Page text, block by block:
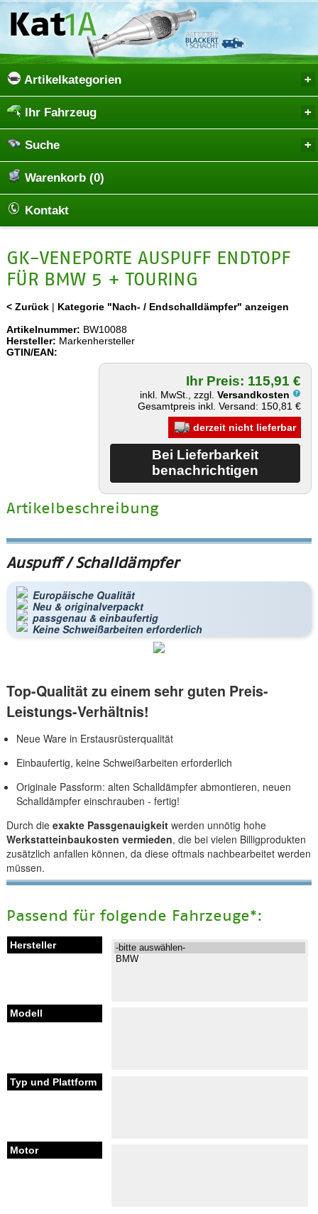
Artikelkategorien
Ihr Fahrzeug
Suche
Warenkorb (0)
Kontakt
GK-VENEPORTE AUSPUFF ENDTOPF
FÜR BMW 5 + TOURING
< Zurück| Kategorie "Nach- / Endschalldämpfer" anzeigen
Artikelnummer: BW10088
Hersteller: Markenhersteller
GTIN/EAN:
Ihr Preis: 115,91 €
inkl. MwSt., zzgl.Versandkosten
Gesamtpreis inkl. Versand: 150,81 €
derzeit nicht lieferbar
Artikelbeschreibung
Auspuff / Schalldämpfer
Europäische Qualität
Neu & originalverpackt
passgenau & einbaufertig
Keine Schweißarbeiten erforderlich
Top-Qualität zu einem sehr guten Preis-
Leistungs-Verhältnis!
Neue Ware in Erstausrüsterqualität
Einbaufertig, keine Schweißarbeiten erforderlich
Originale Passform: alten Schalldämpfer abmontieren, neuen
Schalldämpfer einschrauben - fertig!
Durch die exakte Passgenauigkeitwerden unnötig hohe
Werkstatteinbaukosten vermieden, die bei vielen Billigprodukten
zusätzlich anfallen können, da diese oftmals nachbearbeitet werden
müssen.
Passend für folgende Fahrzeuge*: